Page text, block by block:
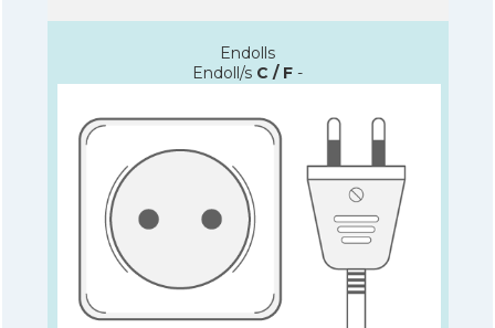
Endolls
Endoll/s C / F -